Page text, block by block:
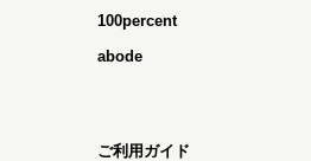
100percent
abode
ご利用ガイド